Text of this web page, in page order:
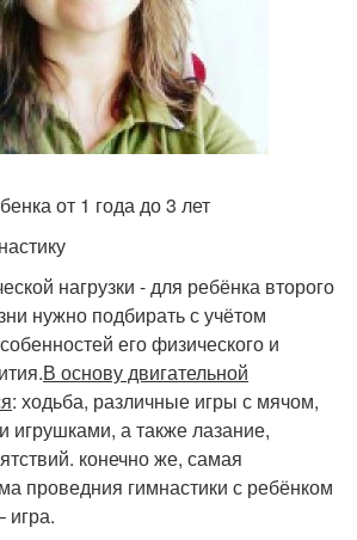
от 1 года до 3 лет
нагрузки - для ребёнка второго
нужно подбирать с учётом
его физического и
В основу двигательной
: ходьба, различные игры с мячом,
игрушками, а также лазание,
конечно же, самая
проведния гимнастики с ребёнком
игра.